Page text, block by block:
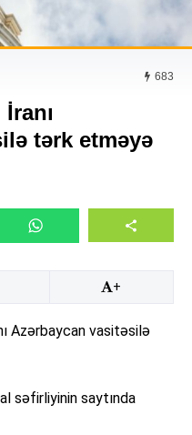
683
tərk etməyə
+
Azərbaycan vasitəsilə
səfirliyinin saytında